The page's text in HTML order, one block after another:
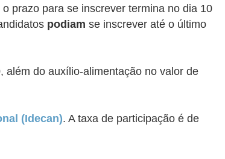
prazo para se inscrever termina no dia 10
podiam se inscrever até o último
além do auxílio-alimentação no valor de
(Idecan). A taxa de participação é de